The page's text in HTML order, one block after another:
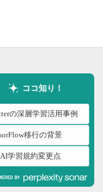
ココ知り！
の深層学習活用事例
移行の背景
学習規約変更点